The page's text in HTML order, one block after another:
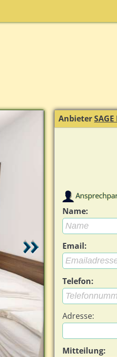
Anbieter
Name:
Email:
Telefon:
Adresse:
Mitteilung: